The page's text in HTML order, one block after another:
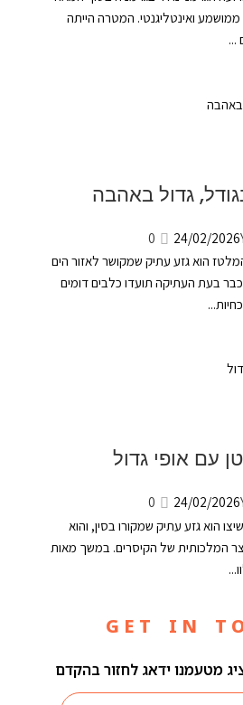
ממושמע ואינטליגנטי. המטרה הייתה
...
גדול באהבה
24/02/2026
0
הוא גזע עתיק שמקושר לאזור הים
בעת העתיקה תועדו כלבים דומים
עם אופי גדול
24/02/2026
0
הוא גזע עתיק שמקורו בסין, והוא
המלכותית של הקיסרים. במשך מאות
G E T I N T O
מטעמנו ידאג לחזור בהקדם